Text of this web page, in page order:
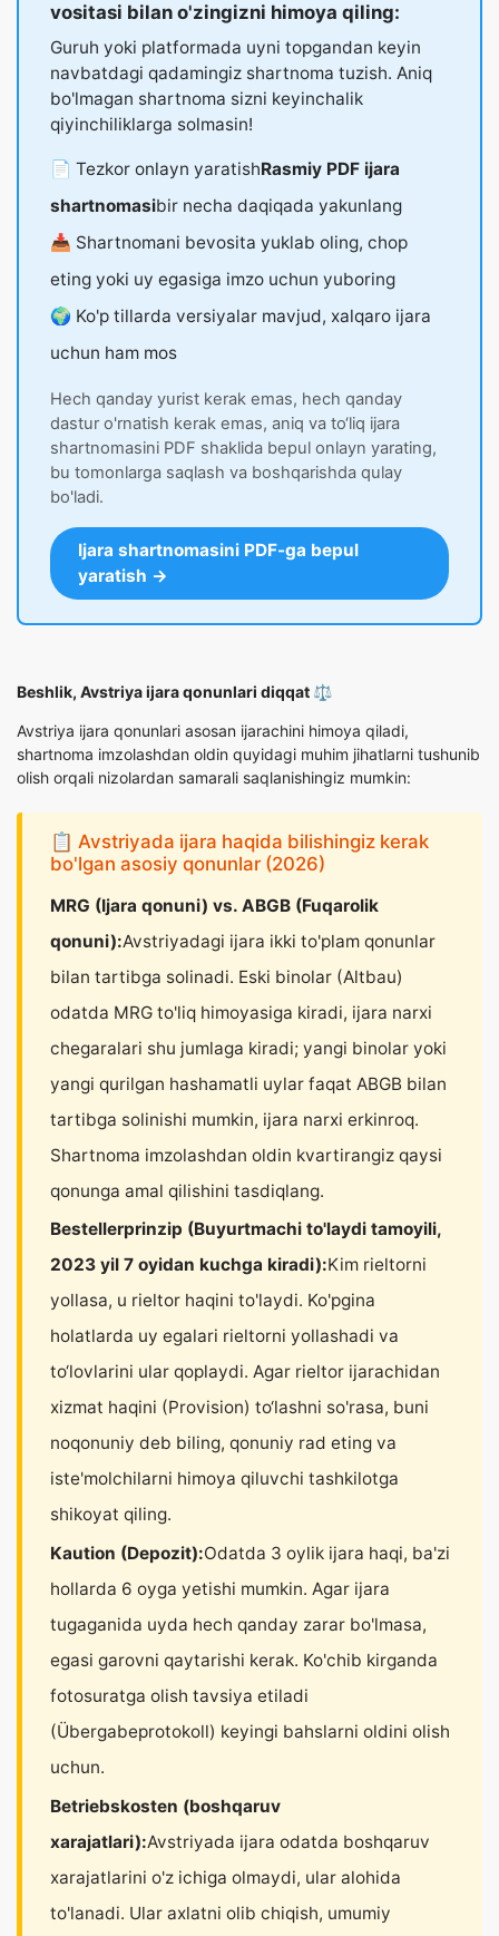
vositasi bilan o'zingizni himoya qiling:
Guruh yoki platformada uyni topgandan keyin
navbatdagi qadamingiz shartnoma tuzish. Aniq
bo'lmagan shartnoma sizni keyinchalik
qiyinchiliklarga solmasin!
📄 Tezkor onlayn yaratishRasmiy PDF ijara
shartnomasibir necha daqiqada yakunlang
📥 Shartnomani bevosita yuklab oling, chop
eting yoki uy egasiga imzo uchun yuboring
🌍 Ko'p tillarda versiyalar mavjud, xalqaro ijara
uchun ham mos
Hech qanday yurist kerak emas, hech qanday
dastur o'rnatish kerak emas, aniq va to‘liq ijara
shartnomasini PDF shaklida bepul onlayn yarating,
bu tomonlarga saqlash va boshqarishda qulay
bo'ladi.
Ijara shartnomasini PDF-ga bepul
yaratish →
Beshlik, Avstriya ijara qonunlari diqqat ⚖️
Avstriya ijara qonunlari asosan ijarachini himoya qiladi,
shartnoma imzolashdan oldin quyidagi muhim jihatlarni tushunib
olish orqali nizolardan samarali saqlanishingiz mumkin:
📋 Avstriyada ijara haqida bilishingiz kerak
bo'lgan asosiy qonunlar (2026)
MRG (Ijara qonuni) vs. ABGB (Fuqarolik
qonuni):Avstriyadagi ijara ikki to'plam qonunlar
bilan tartibga solinadi. Eski binolar (Altbau)
odatda MRG to'liq himoyasiga kiradi, ijara narxi
chegaralari shu jumlaga kiradi; yangi binolar yoki
yangi qurilgan hashamatli uylar faqat ABGB bilan
tartibga solinishi mumkin, ijara narxi erkinroq.
Shartnoma imzolashdan oldin kvartirangiz qaysi
qonunga amal qilishini tasdiqlang.
Bestellerprinzip (Buyurtmachi to'laydi tamoyili,
2023 yil 7 oyidan kuchga kiradi):Kim rieltorni
yollasa, u rieltor haqini to'laydi. Ko'pgina
holatlarda uy egalari rieltorni yollashadi va
to‘lovlarini ular qoplaydi. Agar rieltor ijarachidan
xizmat haqini (Provision) to‘lashni so'rasa, buni
noqonuniy deb biling, qonuniy rad eting va
iste'molchilarni himoya qiluvchi tashkilotga
shikoyat qiling.
Kaution (Depozit):Odatda 3 oylik ijara haqi, ba'zi
hollarda 6 oyga yetishi mumkin. Agar ijara
tugaganida uyda hech qanday zarar bo'lmasa,
egasi garovni qaytarishi kerak. Ko'chib kirganda
fotosuratga olish tavsiya etiladi
(Übergabeprotokoll) keyingi bahslarni oldini olish
uchun.
Betriebskosten (boshqaruv
xarajatlari):Avstriyada ijara odatda boshqaruv
xarajatlarini o'z ichiga olmaydi, ular alohida
to'lanadi. Ular axlatni olib chiqish, umumiy